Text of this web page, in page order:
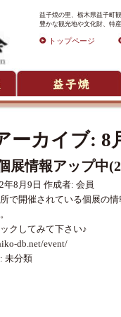
益子焼の里、栃木県益子町
豊かな観光地や文化財、特
トップページ
ーカイブ: 8
展情報アップ中
年8月9日 作成者: 会員
で開催されている個展の
クしてみて下さい♪
db.net/event/
未分類